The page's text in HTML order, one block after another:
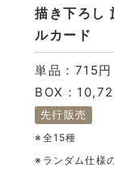
描き下ろし
ルカード
単品：715円
BOX：
先行販売
※全15種
※ランダム仕様